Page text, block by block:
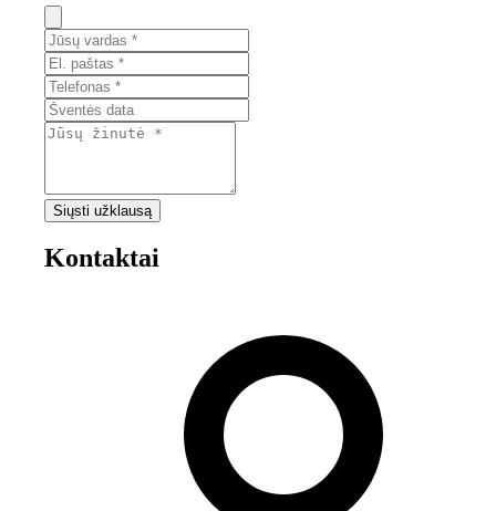
Siųsti užklausą
Kontaktai